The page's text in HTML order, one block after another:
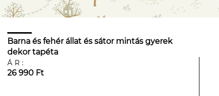
Barna és fehér állat és sátor mintás gyerek
dekor tapéta
ÁR:
26 990 Ft